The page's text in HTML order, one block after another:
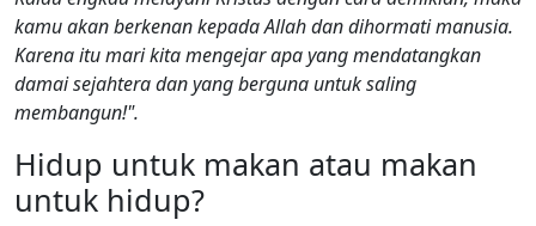
kamu akan berkenan kepada Allah dan dihormati manusia.
Karena itu mari kita mengejar apa yang mendatangkan
damai sejahtera dan yang berguna untuk saling
membangun!".
Hidup untuk makan atau makan
untuk hidup?